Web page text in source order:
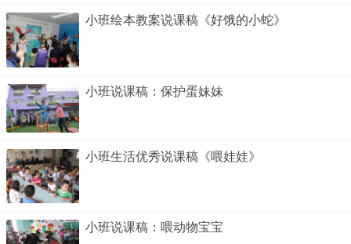
小班绘本教案说课稿《好饿的小蛇》
小班说课稿：保护蛋妹妹
小班生活优秀说课稿《喂娃娃》
小班说课稿：喂动物宝宝